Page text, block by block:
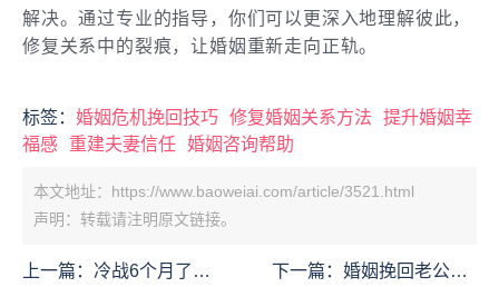
解决。通过专业的指导，你们可以更深入地理解彼此，
修复关系中的裂痕，让婚姻重新走向正轨。
标签： 婚姻危机挽回技巧 修复婚姻关系方法
提升婚姻幸
福感
重建夫妻信任 婚姻咨询帮助
本文地址：https://www.baoweiai.com/article/3521.html
声明：转载请注明原文链接。
上一篇： 冷战6个月了怎
下一篇：婚姻挽回老公的